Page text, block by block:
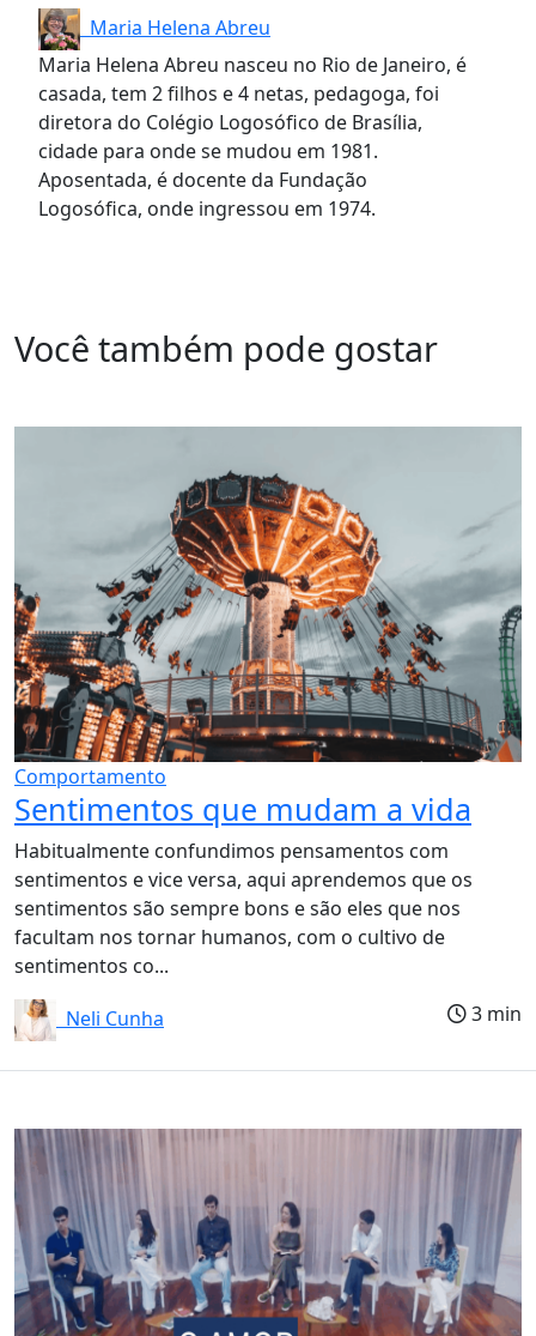
Maria Helena Abreu
Maria Helena Abreu nasceu no Rio de Janeiro, é
casada, tem 2 filhos e 4 netas, pedagoga, foi
diretora do Colégio Logosófico de Brasília,
cidade para onde se mudou em 1981.
Aposentada, é docente da Fundação
Logosófica, onde ingressou em 1974.
Você também pode gostar
Comportamento
Sentimentos que mudam a vida
Habitualmente confundimos pensamentos com
sentimentos e vice versa, aqui aprendemos que os
sentimentos são sempre bons e são eles que nos
facultam nos tornar humanos, com o cultivo de
sentimentos co...
Neli Cunha
3 min